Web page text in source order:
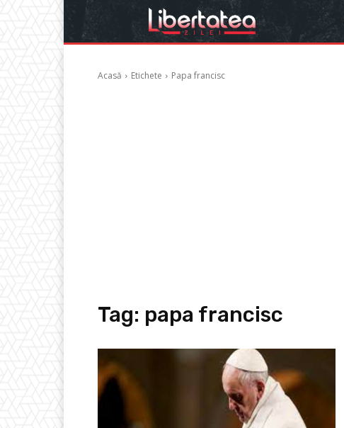
Acasă Etichete Papa francisc
Tag: papa francisc